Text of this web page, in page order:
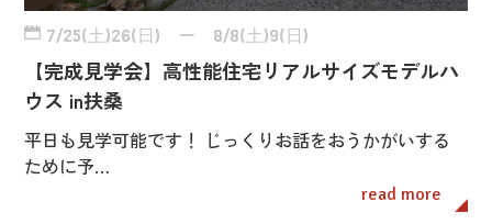
7/25(土)26(日) ー 8/8(土)9(日)
【完成見学会】高性能住宅リアルサイズモデルハ
ウス in扶桑
平日も見学可能です！ じっくりお話をおうかがいする
ために予…
read more